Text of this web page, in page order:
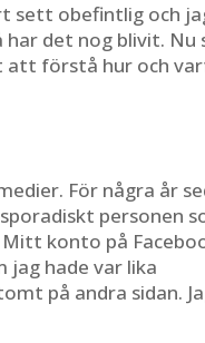
sett obefintlig och
det nog blivit. Nu
att förstå hur och
För några år
personen
konto på
hade var lika
på andra sidan.